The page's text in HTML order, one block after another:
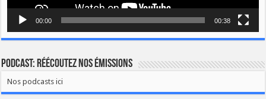
00:00 00:38
Podcast: Réécoutez nos émissions
Nos podcasts ici